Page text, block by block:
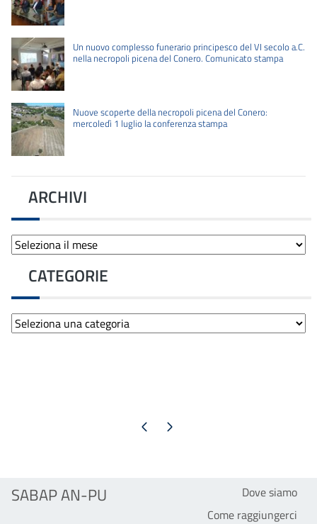
Un nuovo complesso funerario principesco del VI secolo a.C.
nella necropoli picena del Conero. Comunicato stampa
Nuove scoperte della necropoli picena del Conero:
mercoledì 1 luglio la conferenza stampa
ARCHIVI
Archivi
CATEGORIE
Categorie
Pagina precedente
Pagina successiva
SABAP AN-PU
Dove siamo
Come raggiungerci